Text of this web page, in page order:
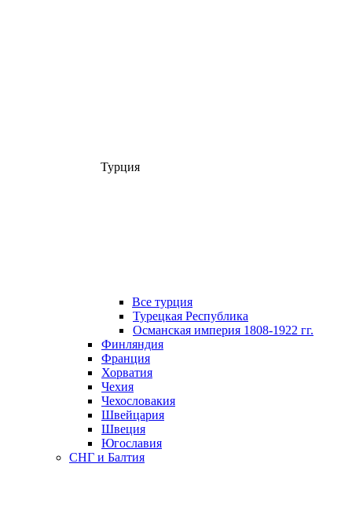
Турция
Все турция
Турецкая Республика
Османская империя 1808-1922 гг.
Финляндия
Франция
Хорватия
Чехия
Чехословакия
Швейцария
Швеция
Югославия
СНГ и Балтия